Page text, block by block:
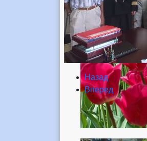
Назад
Вперед